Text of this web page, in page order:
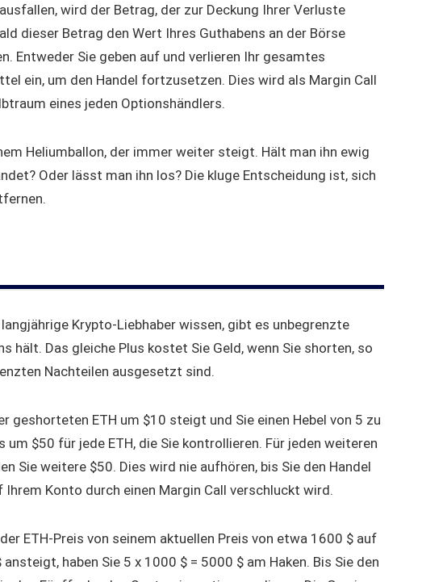
wird der Betrag, der zur Deckung Ihrer Verluste
dieser Betrag den Wert Ihres Guthabens an der Börse
Entweder Sie geben auf und verlieren Ihr gesamtes
ein, um den Handel fortzusetzen. Dies wird als Margin Call
eines jeden Optionshändlers.
Heliumballon, der immer weiter steigt. Hält man ihn ewig
Oder lässt man ihn los? Die kluge Entscheidung ist, sich
Krypto-Liebhaber wissen, gibt es unbegrenzte
hält. Das gleiche Plus kostet Sie Geld, wenn Sie shorten, so
Nachteilen ausgesetzt sind.
geshorteten ETH um $10 steigt und Sie einen Hebel von 5 zu
$50 für jede ETH, die Sie kontrollieren. Für jeden weiteren
Sie weitere $50. Dies wird nie aufhören, bis Sie den Handel
Konto durch einen Margin Call verschluckt wird.
ETH-Preis von seinem aktuellen Preis von etwa 1600 $ auf
haben Sie 5 x 1000 $ = 5000 $ am Haken. Bis Sie den